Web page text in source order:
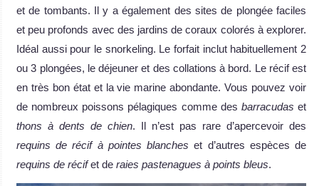
et de tombants. Il y a également des sites de plongée faciles
et peu profonds avec des jardins de coraux colorés à explorer.
Idéal aussi pour le snorkeling. Le forfait inclut habituellement 2
ou 3 plongées, le déjeuner et des collations à bord. Le récif est
en très bon état et la vie marine abondante. Vous pouvez voir
de nombreux poissons pélagiques comme des barracudas et
thons à dents de chien. Il n’est pas rare d’apercevoir des
requins de récif à pointes blanches et d’autres espèces de
requins de récifet de raies pastenagues à points bleus.